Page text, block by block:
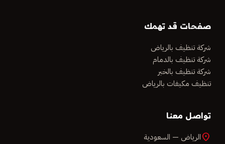
صفحات قد تهمك
شركة تنظيف بالرياض
شركة تنظيف بالدمام
شركة تنظيف بالخبر
تنظيف مكيفات بالرياض
تواصل معنا
location_onالرياض — السعودية